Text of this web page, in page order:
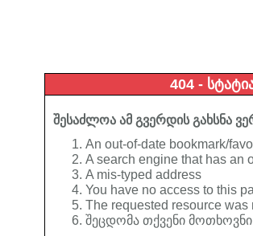
404 -
შესაძლოა ამ გვერდის გახსნა
An out-of-date bookmark/
A search engine that has an
A mis-typed address
You have no access to this
The requested resource was
შეცდომა თქვენი